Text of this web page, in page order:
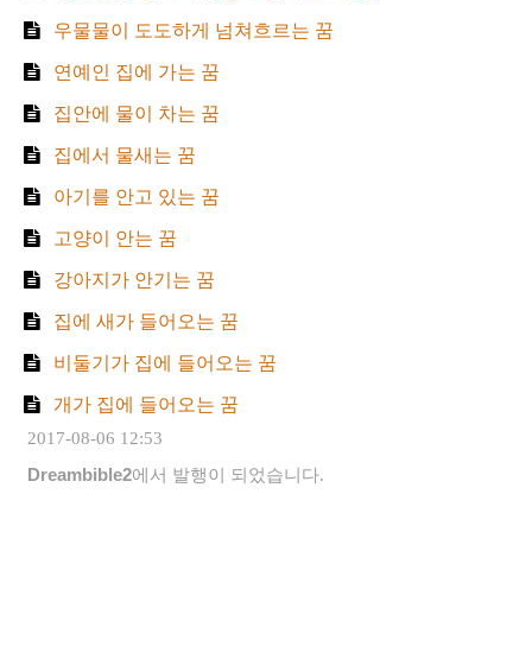
우물물이 도도하게 넘쳐흐르는 꿈
연예인 집에 가는 꿈
집안에 물이 차는 꿈
집에서 물새는 꿈
아기를 안고 있는 꿈
고양이 안는 꿈
강아지가 안기는 꿈
집에 새가 들어오는 꿈
비둘기가 집에 들어오는 꿈
개가 집에 들어오는 꿈
2017-08-06 12:53
Dreambible2에서 발행이 되었습니다.